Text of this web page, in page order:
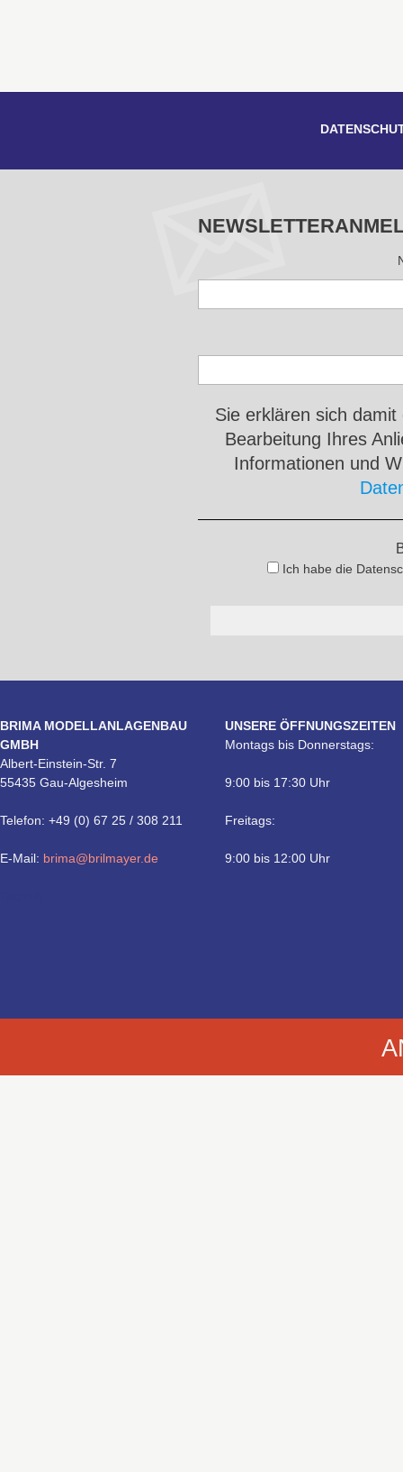
Sie erklären sich
Bearbeitung Ihres
Informationen und
Ich habe die
BRIMA MODELLANLAGENBAU
GMBH
Albert-Einstein-Str. 7
55435 Gau-Algesheim
Telefon: +49 (0) 67 25 / 308 211
E-Mail: brima@brilmayer.de
UNSERE ÖFFNUNGSZEITEN
Montags bis Donnerstags:
9:00 bis 17:30 Uhr
Freitags:
9:00 bis 12:00 Uhr